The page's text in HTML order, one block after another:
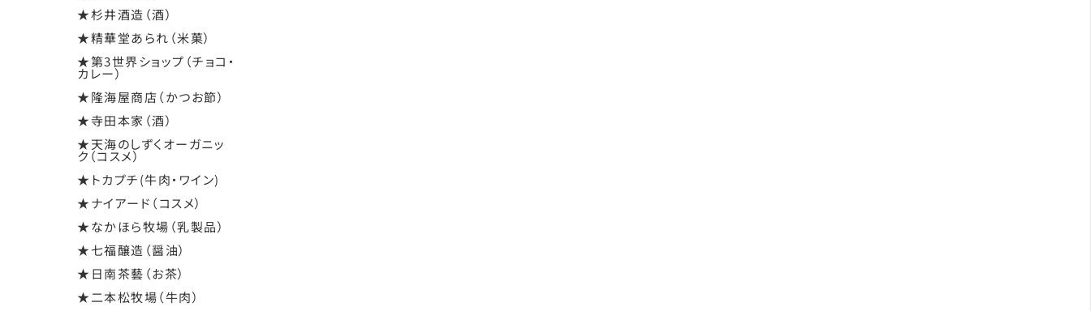
★杉井酒造（酒）
★精華堂あられ（米菓）
★第3世界ショップ（チョコ・
カレー）
★隆海屋商店（かつお節）
★寺田本家（酒）
★天海のしずくオーガニッ
ク（コスメ）
★トカプチ(牛肉・ワイン)
★ナイアード（コスメ）
★なかほら牧場（乳製品）
★七福醸造（醤油）
★日南茶藝（お茶）
★二本松牧場（牛肉）